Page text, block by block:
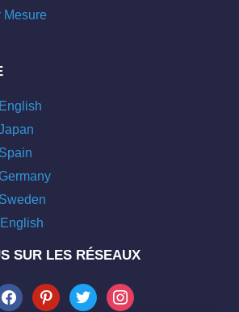
Mesure
SUR LES RÉSEAUX
pinteresttwitter instagram